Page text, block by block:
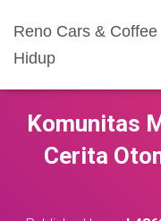
Reno Cars &
Hidup
Komunitas
Cerita